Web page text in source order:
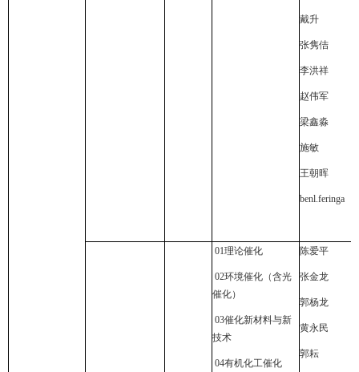
戴升
张隽佶
李洪祥
赵伟军
梁鑫淼
施敏
王朝晖
benl.feringa
01理论催化
02环境催化（含光
催化）
03催化新材料与新
技术
04有机化工催化
陈爱平
张金龙
郭杨龙
黄永民
郭耘